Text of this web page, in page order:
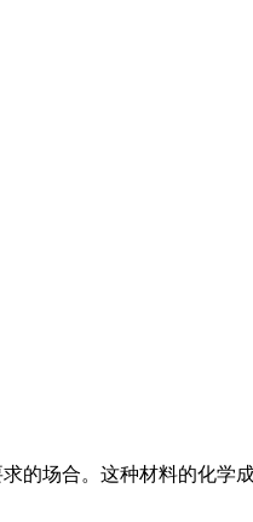
的场合。这种材料的化学